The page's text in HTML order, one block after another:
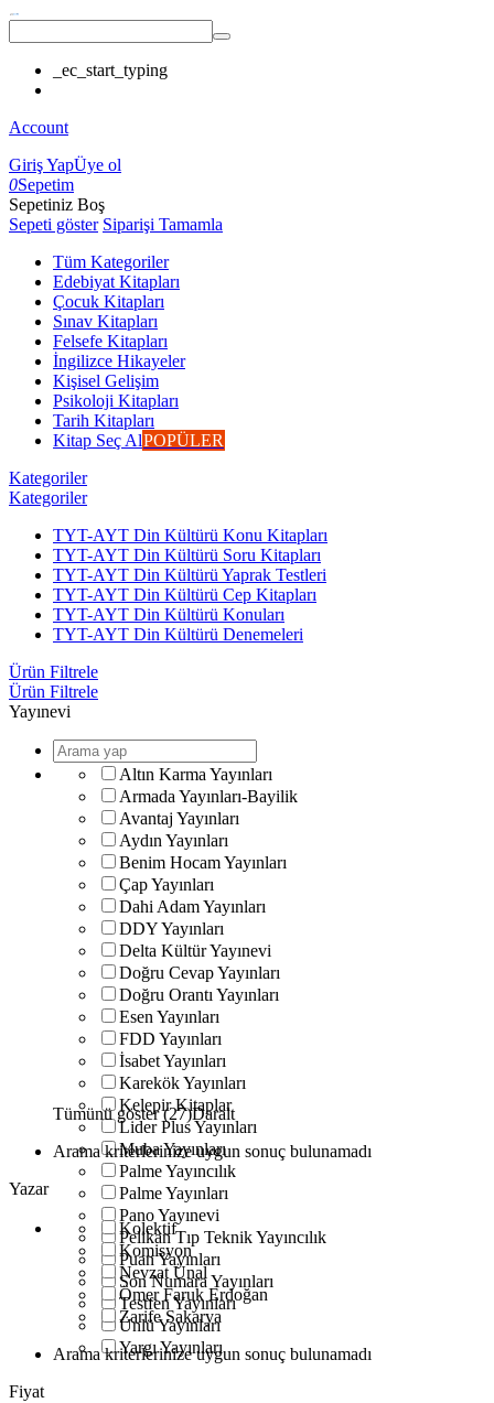
_ec_start_typing
Account
Giriş YapÜye ol
0Sepetim
Sepetiniz Boş
Sepeti göster Siparişi Tamamla
Tüm Kategoriler
Edebiyat Kitapları
Çocuk Kitapları
Sınav Kitapları
Felsefe Kitapları
İngilizce Hikayeler
Kişisel Gelişim
Psikoloji Kitapları
Tarih Kitapları
Kitap Seç AlPOPÜLER
Kategoriler
Kategoriler
TYT-AYT Din Kültürü Konu Kitapları
TYT-AYT Din Kültürü Soru Kitapları
TYT-AYT Din Kültürü Yaprak Testleri
TYT-AYT Din Kültürü Cep Kitapları
TYT-AYT Din Kültürü Konuları
TYT-AYT Din Kültürü Denemeleri
Ürün Filtrele
Ürün Filtrele
Yayınevi
Altın Karma Yayınları
Armada Yayınları-Bayilik
Avantaj Yayınları
Aydın Yayınları
Benim Hocam Yayınları
Çap Yayınları
Dahi Adam Yayınları
DDY Yayınları
Delta Kültür Yayınevi
Doğru Cevap Yayınları
Doğru Orantı Yayınları
Esen Yayınları
FDD Yayınları
İsabet Yayınları
Karekök Yayınları
Kelepir Kitaplar
Lider Plus Yayınları
Muba Yayınları
Palme Yayıncılık
Palme Yayınları
Pano Yayınevi
Pelikan Tıp Teknik Yayıncılık
Puan Yayınları
Son Numara Yayınları
Testfen Yayınları
Ünlü Yayınları
Yargı Yayınları
Tümünü göster (27)Daralt
Arama kriterlerinize uygun sonuç bulunamadı
Yazar
Kolektif
Komisyon
Nevzat Ünal
Ömer Faruk Erdoğan
Zarife Sakarya
Arama kriterlerinize uygun sonuç bulunamadı
Fiyat